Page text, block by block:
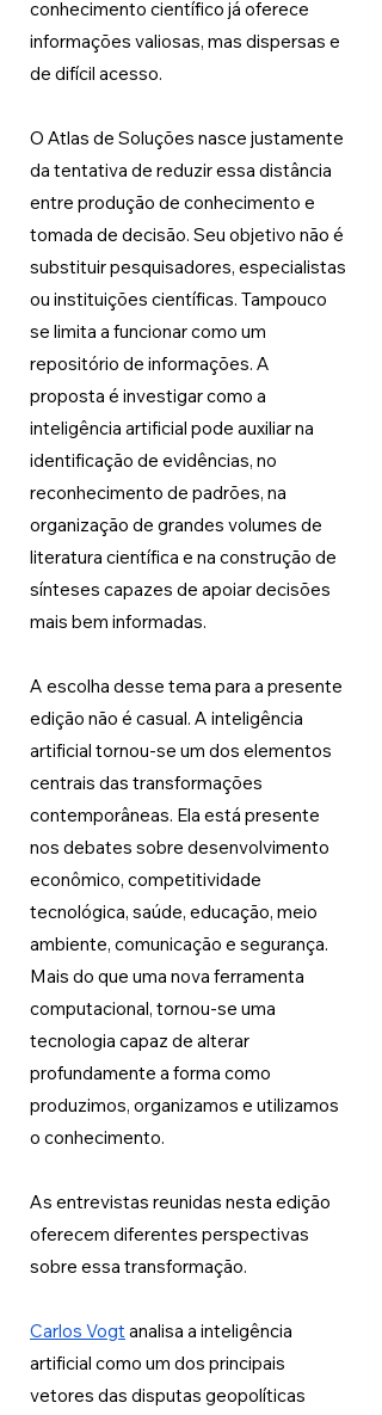
conhecimento científico já oferece
informações valiosas, mas dispersas e
de difícil acesso.
O Atlas de Soluções nasce justamente
da tentativa de reduzir essa distância
entre produção de conhecimento e
tomada de decisão. Seu objetivo não é
substituir pesquisadores, especialistas
ou instituições científicas. Tampouco
se limita a funcionar como um
repositório de informações. A
proposta é investigar como a
inteligência artificial pode auxiliar na
identificação de evidências, no
reconhecimento de padrões, na
organização de grandes volumes de
literatura científica e na construção de
sínteses capazes de apoiar decisões
mais bem informadas.
A escolha desse tema para a presente
edição não é casual. A inteligência
artificial tornou-se um dos elementos
centrais das transformações
contemporâneas. Ela está presente
nos debates sobre desenvolvimento
econômico, competitividade
tecnológica, saúde, educação, meio
ambiente, comunicação e segurança.
Mais do que uma nova ferramenta
computacional, tornou-se uma
tecnologia capaz de alterar
profundamente a forma como
produzimos, organizamos e utilizamos
o conhecimento.
As entrevistas reunidas nesta edição
oferecem diferentes perspectivas
sobre essa transformação.
Carlos Vogt analisa a inteligência
artificial como um dos principais
vetores das disputas geopolíticas